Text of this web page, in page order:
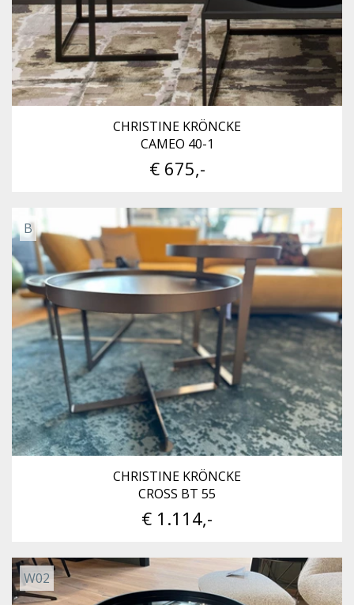
CHRISTINE KRÖNCKE
CAMEO 40-1
€ 675,-
B
CHRISTINE KRÖNCKE
CROSS BT 55
€ 1.114,-
W02